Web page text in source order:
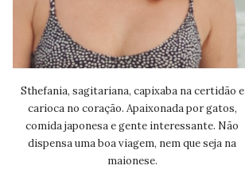
Sthefania, sagitariana, capixaba na certidão e
carioca no coração. Apaixonada por gatos,
comida japonesa e gente interessante. Não
dispensa uma boa viagem, nem que seja na
maionese.